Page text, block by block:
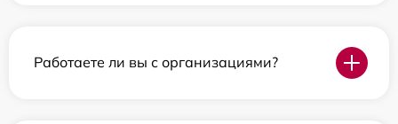
Работаете ли вы с организациями?